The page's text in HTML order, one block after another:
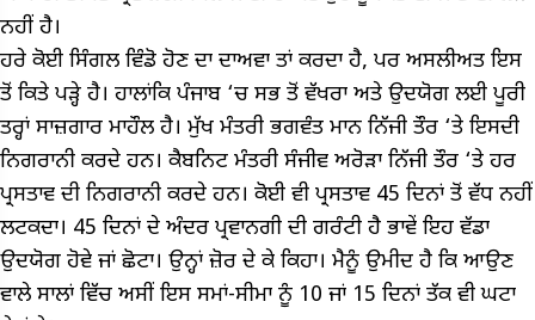
ਨਹੀਂ ਹੈ।
ਹਰੇ ਕੋਈ ਸਿੰਗਲ ਵਿੰਡੋ ਹੋਣ ਦਾ ਦਾਅਵਾ ਤਾਂ ਕਰਦਾ ਹੈ, ਪਰ ਅਸਲੀਅਤ ਇਸ
ਤੋਂ ਕਿਤੇ ਪੜ੍ਹੇ ਹੈ। ਹਾਲਾਂਕਿ ਪੰਜਾਬ ‘ਚ ਸਭ ਤੋਂ ਵੱਖਰਾ ਅਤੇ ਉਦਯੋਗ ਲਈ ਪੂਰੀ
ਤਰ੍ਹਾਂ ਸਾਜ਼ਗਾਰ ਮਾਹੌਲ ਹੈ। ਮੁੱਖ ਮੰਤਰੀ ਭਗਵੰਤ ਮਾਨ ਨਿੱਜੀ ਤੌਰ ‘ਤੇ ਇਸਦੀ
ਨਿਗਰਾਨੀ ਕਰਦੇ ਹਨ। ਕੈਬਨਿਟ ਮੰਤਰੀ ਸੰਜੀਵ ਅਰੋੜਾ ਨਿੱਜੀ ਤੌਰ ‘ਤੇ ਹਰ
ਪ੍ਰਸਤਾਵ ਦੀ ਨਿਗਰਾਨੀ ਕਰਦੇ ਹਨ। ਕੋਈ ਵੀ ਪ੍ਰਸਤਾਵ 45 ਦਿਨਾਂ ਤੋਂ ਵੱਧ ਨਹੀਂ
ਲਟਕਦਾ। 45 ਦਿਨਾਂ ਦੇ ਅੰਦਰ ਪ੍ਰਵਾਨਗੀ ਦੀ ਗਰੰਟੀ ਹੈ ਭਾਵੇਂ ਇਹ ਵੱਡਾ
ਉਦਯੋਗ ਹੋਵੇ ਜਾਂ ਛੋਟਾ। ਉਨ੍ਹਾਂ ਜ਼ੋਰ ਦੇ ਕੇ ਕਿਹਾ। ਮੈਨੂੰ ਉਮੀਦ ਹੈ ਕਿ ਆਉਣ
ਵਾਲੇ ਸਾਲਾਂ ਵਿੱਚ ਅਸੀਂ ਇਸ ਸਮਾਂ-ਸੀਮਾ ਨੂੰ 10 ਜਾਂ 15 ਦਿਨਾਂ ਤੱਕ ਵੀ ਘਟਾ